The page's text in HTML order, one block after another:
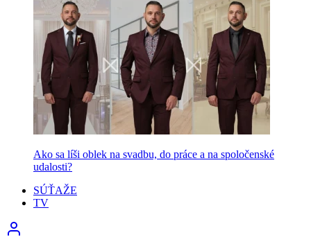
Ako sa líši oblek na svadbu, do práce a na spoločenské
udalosti?
SÚŤAŽE
TV